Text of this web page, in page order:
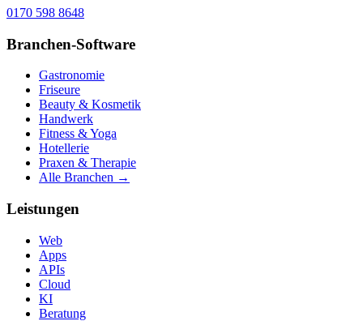
0170 598 8648
Branchen-Software
Gastronomie
Friseure
Beauty & Kosmetik
Handwerk
Fitness & Yoga
Hotellerie
Praxen & Therapie
Alle Branchen →
Leistungen
Web
Apps
APIs
Cloud
KI
Beratung